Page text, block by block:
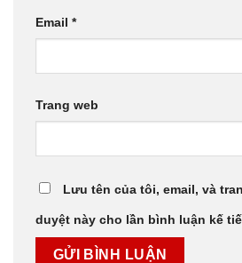
Email *
Trang web
Lưu tên của tôi, email, và
duyệt này cho lần bình luận kế